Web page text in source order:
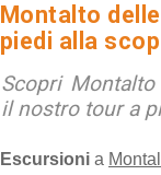
Montalto
piedi alla
Scopri
il nostro tour a
Escursioni a